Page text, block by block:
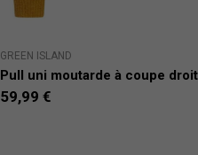
GREEN ISLAND
Pull uni moutarde à coupe
59,99 €